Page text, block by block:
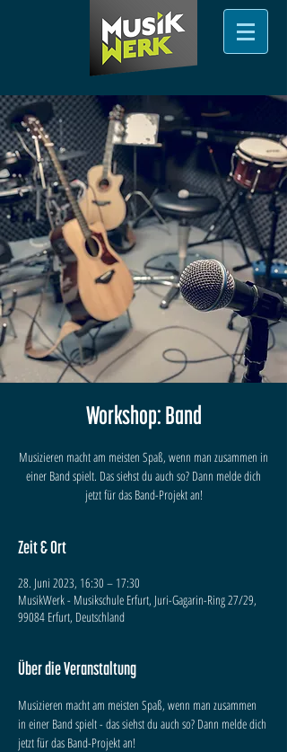
Workshop: Band
Musizieren macht am meisten Spaß, wenn man zusammen in
einer Band spielt. Das siehst du auch so? Dann melde dich
jetzt für das Band-Projekt an!
Zeit & Ort
28. Juni 2023, 16:30 – 17:30
MusikWerk - Musikschule Erfurt, Juri-Gagarin-Ring 27/29,
99084 Erfurt, Deutschland
Über die Veranstaltung
Musizieren macht am meisten Spaß, wenn man zusammen
in einer Band spielt - das siehst du auch so? Dann melde dich
jetzt für das Band-Projekt an!